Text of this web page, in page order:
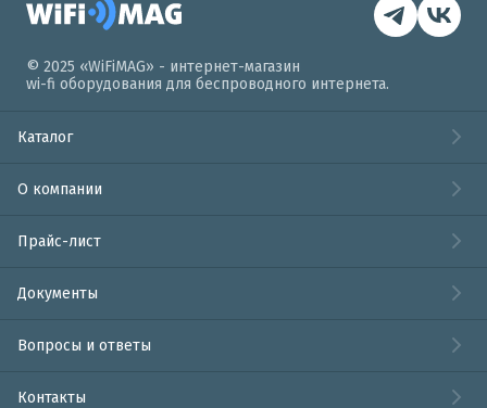
© 2025 «WiFiMAG» - интернет-магазин
wi-fi оборудования для беспроводного интернета.
Каталог
О компании
Прайс-лист
Документы
Вопросы и ответы
Контакты